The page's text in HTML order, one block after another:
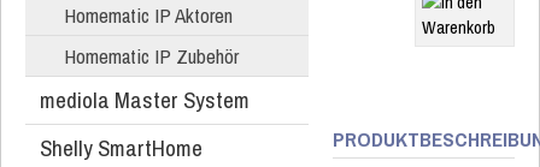
Homematic IP Aktoren
Homematic IP Zubehör
mediola Master System
Shelly SmartHome